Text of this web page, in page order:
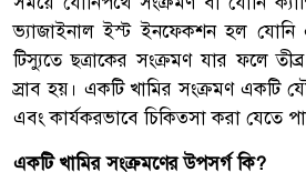
ভ্যাজাইনাল ইস্ট ইনফেকশন হল
টিস্যুতে ছত্রাকের সংক্রমণ যার ফলে
স্রাব হয়। একটি খামির সংক্রমণ একটি
এবং কার্যকরভাবে চিকিত্সা করা যেতে
একটি খামির সংক্রমণের উপসর্গ কি?